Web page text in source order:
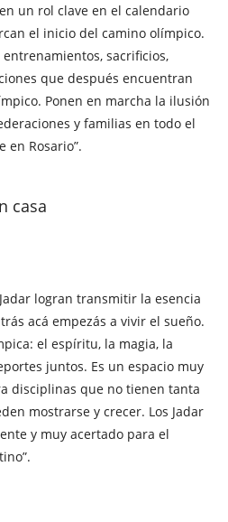
un rol clave en el calendario
el inicio del camino olímpico.
sacrificios,
que después encuentran
Ponen en marcha la ilusión
y familias en todo el
en Rosario”.
casa
logran transmitir la esencia
acá empezás a vivir el sueño.
el espíritu, la magia, la
juntos. Es un espacio muy
disciplinas que no tienen tanta
mostrarse y crecer. Los Jadar
y muy acertado para el